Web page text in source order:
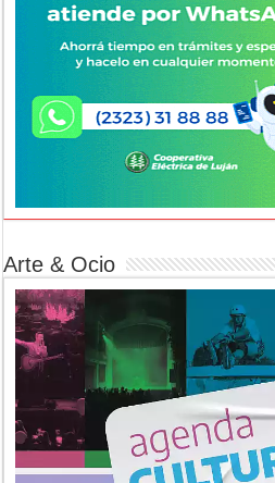
Arte & Ocio